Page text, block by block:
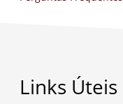
Links Úteis